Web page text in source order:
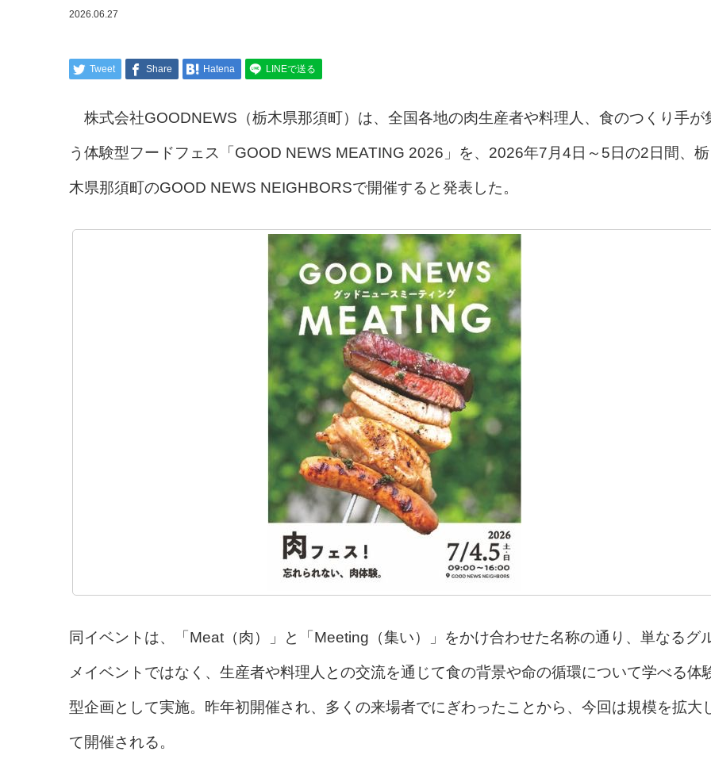
2026.06.27
Tweet Share Hatena LINEで送る
株式会社GOODNEWS（栃木県那須町）は、全国各地の肉生産者や料理人、食のつくり手が
う体験型フードフェス「GOOD NEWS MEATING 2026」を、2026年7月4日～5日の2日間、栃
木県那須町のGOOD NEWS NEIGHBORSで開催すると発表した。
同イベントは、「Meat（肉）」と「Meeting（集い）」をかけ合わせた名称の通り、単なるグ
メイベントではなく、生産者や料理人との交流を通じて食の背景や命の循環について学べる体
型企画として実施。昨年初開催され、多くの来場者でにぎわったことから、今回は規模を拡大
て開催される。